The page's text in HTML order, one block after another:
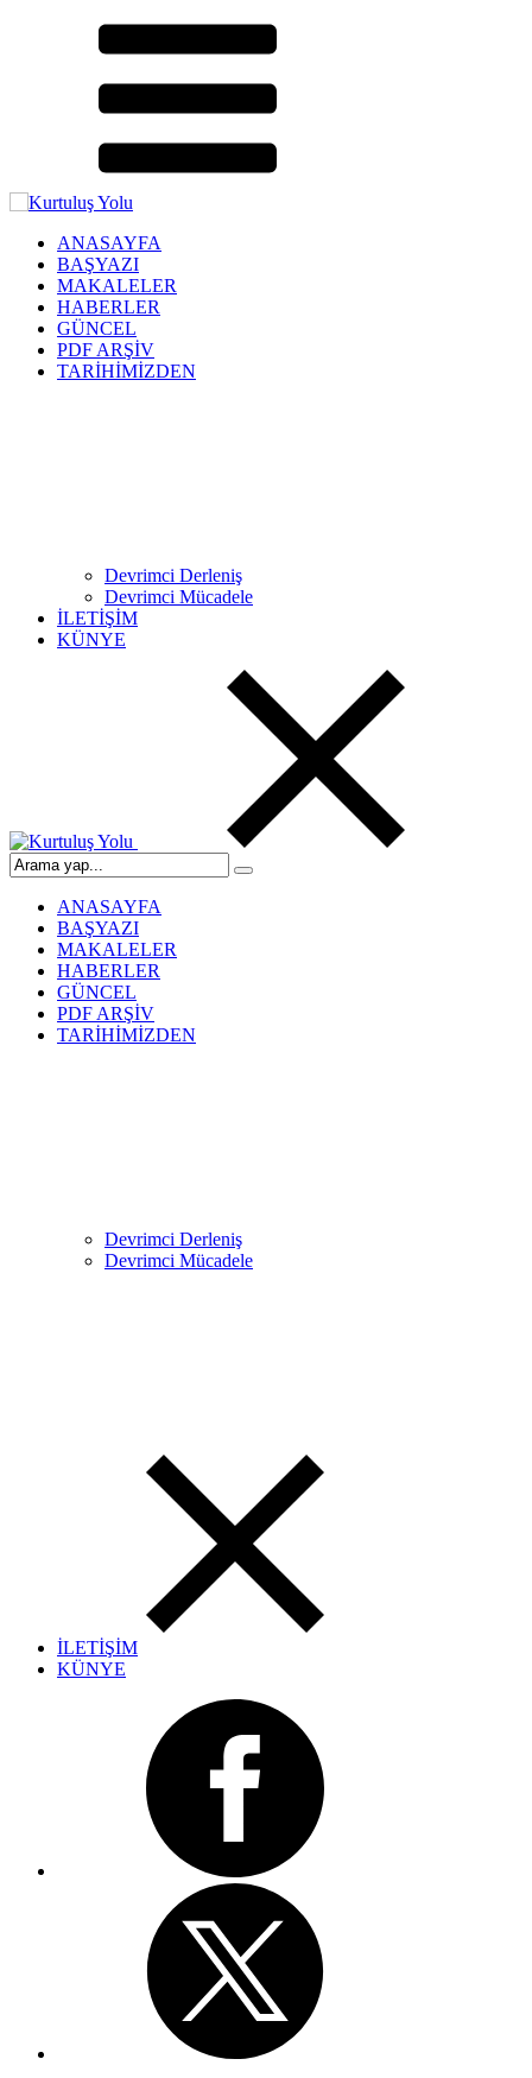
ANASAYFA
BAŞYAZI
MAKALELER
HABERLER
GÜNCEL
PDF ARŞİV
TARİHİMİZDEN
Devrimci Derleniş
Devrimci Mücadele
İLETİŞİM
KÜNYE
ANASAYFA
BAŞYAZI
MAKALELER
HABERLER
GÜNCEL
PDF ARŞİV
TARİHİMİZDEN
Devrimci Derleniş
Devrimci Mücadele
İLETİŞİM
KÜNYE